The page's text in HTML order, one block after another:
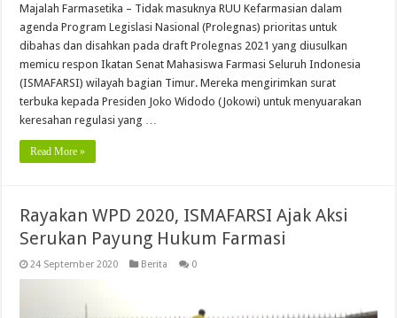
Majalah Farmasetika – Tidak masuknya RUU Kefarmasian dalam
agenda Program Legislasi Nasional (Prolegnas) prioritas untuk
dibahas dan disahkan pada draft Prolegnas 2021 yang diusulkan
memicu respon Ikatan Senat Mahasiswa Farmasi Seluruh Indonesia
(ISMAFARSI) wilayah bagian Timur. Mereka mengirimkan surat
terbuka kepada Presiden Joko Widodo (Jokowi) untuk menyuarakan
keresahan regulasi yang …
Read More »
Rayakan WPD 2020, ISMAFARSI Ajak Aksi
Serukan Payung Hukum Farmasi
24 September 2020 Berita 0